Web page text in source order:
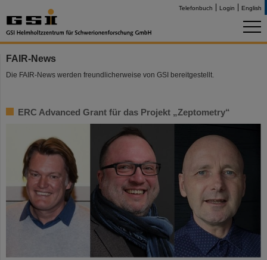
Telefonbuch Login English
FAIR-News
Die FAIR-News werden freundlicherweise von GSI bereitgestellt.
ERC Advanced Grant für das Projekt „Zeptometry“